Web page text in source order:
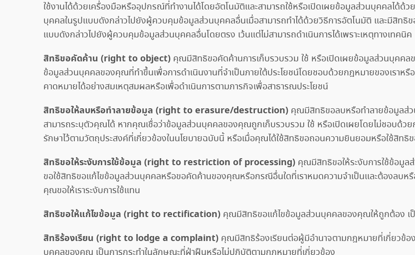
ใช้งานได้ด้วยเครื่องมือหรืออุปกรณ์ที่ทำงานได้โดยอัตโนมัติและสามารถใช้หรือเปิดเผยข้อมูลส่วนบุคคลได้ด้
บุคคลในรูปแบบดังกล่าวไปยังผู้ควบคุมข้อมูลส่วนบุคคลอื่นเมื่อสามารถทำได้ด้วยวิธีการอัตโนมัติ และมีสิท
แบบดังกล่าวไปยังผู้ควบคุมข้อมูลส่วนบุคคลอื่นโดยตรง เว้นแต่ไม่สามารถดำเนินการได้เพราะเหตุทางเทคนิค
สิทธิขอคัดค้าน (right to object) คุณมีสิทธิขอคัดค้านการเก็บรวบรวม ใช้ หรือเปิดเผยข้อมูลส่วนบุคคล
ข้อมูลส่วนบุคคลของคุณที่ทำขึ้นเพื่อการดำเนินงานที่จำเป็นภายใต้ประโยชน์โดยชอบด้วยกฎหมายของเรา
คาดหมายได้อย่างสมเหตุสมผลหรือเพื่อดำเนินการตามภารกิจเพื่อสาธารณประโยชน์
สิทธิขอให้ลบหรือทำลายข้อมูล (right to erasure/destruction) คุณมีสิทธิขอลบหรือทำลายข้อมูลส่
สามารถระบุตัวคุณได้ หากคุณเชื่อว่าข้อมูลส่วนบุคคลของคุณถูกเก็บรวบรวม ใช้ หรือเปิดเผยโดยไม่ชอบด้วย
รักษาไว้ตามวัตถุประสงค์ที่เกี่ยวข้องในนโยบายฉบับนี้ หรือเมื่อคุณได้ใช้สิทธิขอถอนความยินยอมหรือใช้สิทธิ
สิทธิขอให้ระงับการใช้ข้อมูล (right to restriction of processing) คุณมีสิทธิขอให้ระงับการใช้ข้อมูล
ขอใช้สิทธิขอแก้ไขข้อมูลส่วนบุคคลหรือขอคัดค้านของคุณหรือกรณีอื่นใดที่เราหมดความจำเป็นและต้องลบ
คุณขอให้เราระงับการใช้แทน
สิทธิขอให้แก้ไขข้อมูล (right to rectification) คุณมีสิทธิขอแก้ไขข้อมูลส่วนบุคคลของคุณให้ถูกต้อง เ
สิทธิร้องเรียน (right to lodge a complaint) คุณมีสิทธิร้องเรียนต่อผู้มีอำนาจตามกฎหมายที่เกี่ยวข้อ